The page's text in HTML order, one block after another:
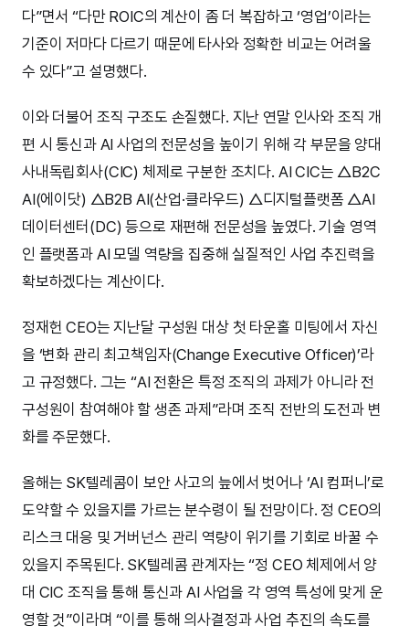
다”면서 “다만 ROIC의 계산이 좀 더 복잡하고 ‘영업’이라는
기준이 저마다 다르기 때문에 타사와 정확한 비교는 어려울
수 있다”고 설명했다.
이와 더불어 조직 구조도 손질했다. 지난 연말 인사와 조직 개
편 시 통신과 AI 사업의 전문성을 높이기 위해 각 부문을 양대
사내독립회사(CIC) 체제로 구분한 조치다. AI CIC는 △B2C
AI(에이닷) △B2B AI(산업·클라우드) △디지털플랫폼 △AI
데이터센터(DC) 등으로 재편해 전문성을 높였다. 기술 영역
인 플랫폼과 AI 모델 역량을 집중해 실질적인 사업 추진력을
확보하겠다는 계산이다.
정재헌 CEO는 지난달 구성원 대상 첫 타운홀 미팅에서 자신
을 ‘변화 관리 최고책임자(Change Executive Officer)’라
고 규정했다. 그는 “AI 전환은 특정 조직의 과제가 아니라 전
구성원이 참여해야 할 생존 과제”라며 조직 전반의 도전과 변
화를 주문했다.
올해는 SK텔레콤이 보안 사고의 늪에서 벗어나 ‘AI 컴퍼니’로
도약할 수 있을지를 가르는 분수령이 될 전망이다. 정 CEO의
리스크 대응 및 거버넌스 관리 역량이 위기를 기회로 바꿀 수
있을지 주목된다. SK텔레콤 관계자는 “정 CEO 체제에서 양
대 CIC 조직을 통해 통신과 AI 사업을 각 영역 특성에 맞게 운
영할 것”이라며 “이를 통해 의사결정과 사업 추진의 속도를